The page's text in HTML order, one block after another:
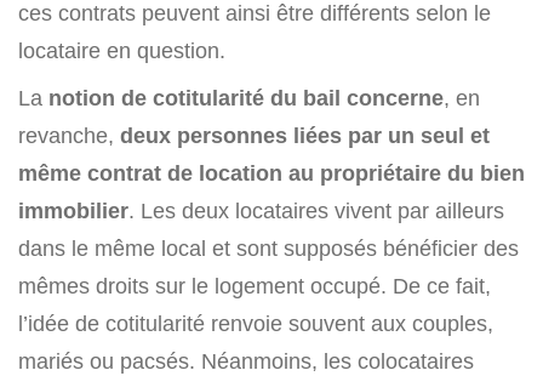
ces contrats peuvent ainsi être différents selon le
locataire en question.
La notion de cotitularité du bail concerne, en
revanche, deux personnes liées par un seul et
même contrat de location au propriétaire du bien
immobilier. Les deux locataires vivent par ailleurs
dans le même local et sont supposés bénéficier des
mêmes droits sur le logement occupé. De ce fait,
l’idée de cotitularité renvoie souvent aux couples,
mariés ou pacsés. Néanmoins, les colocataires